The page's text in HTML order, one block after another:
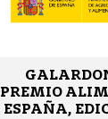
PREMIO
ESPAÑA,